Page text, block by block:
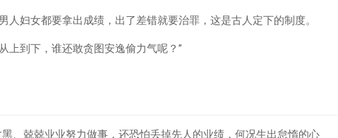
妇女都要拿出成绩，出了差错就要治罪，这是古人定下的制度。
上到下，谁还敢贪图安逸偷力气呢？”
、兢兢业业努力做事，还恐怕丢掉先人的业绩，何况生出怠惰的心